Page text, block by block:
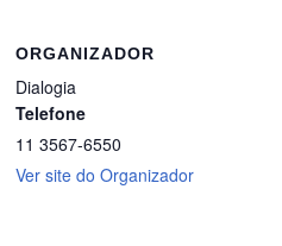
ORGANIZADOR
Dialogia
Telefone
11 3567-6550
Ver site do Organizador